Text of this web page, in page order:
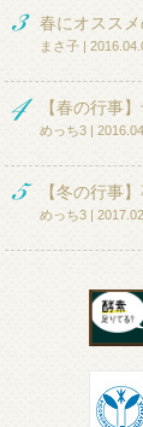
春にオスス
まさ子 |
【春の行事
めっち3 |
【冬の行事
めっち3 |